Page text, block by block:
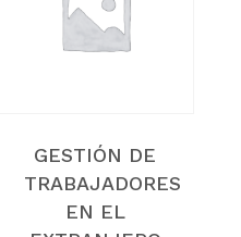
(CÓPIA)
(CÓPIA)
GESTIÓN DE
TRABAJADORES
EN EL